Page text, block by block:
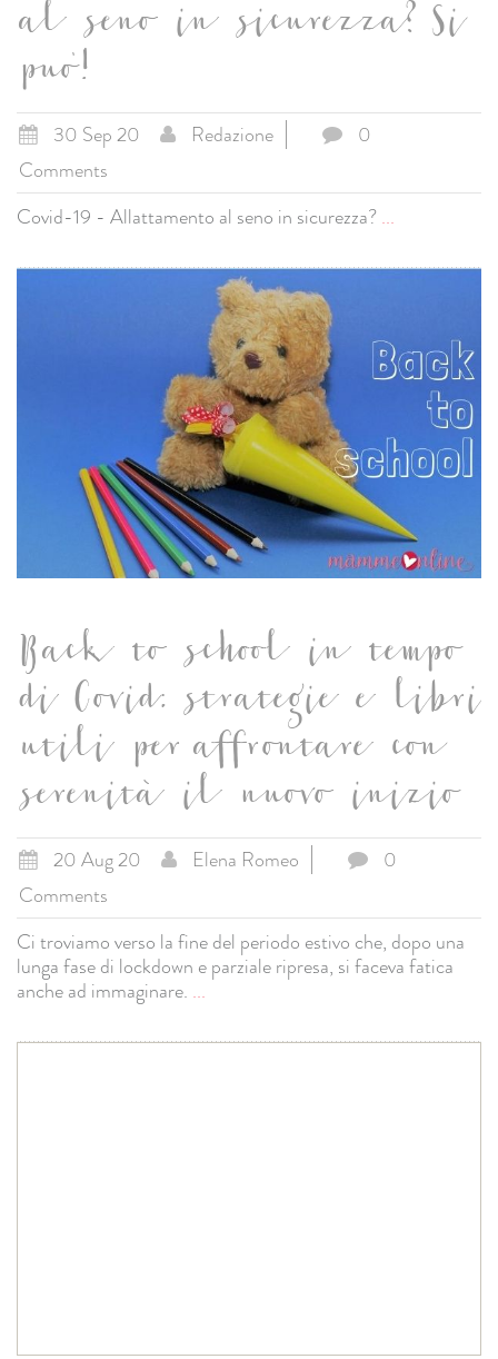
al seno in sicurezza? Si
puo'!
30 Sep 20 Redazione
0
Comments
Covid-19 - Allattamento al seno in sicurezza?...
Back to school in tempo
di Covid: strategie e libri
utili per affrontare con
serenità il nuovo inizio
20 Aug 20 Elena Romeo
0
Comments
Ci troviamo verso la fine del periodo estivo che, dopo una
lunga fase di lockdown e parziale ripresa, si faceva fatica
anche ad immaginare. ...